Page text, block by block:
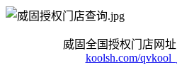
威固全国授权门店网址
koolsh.com/